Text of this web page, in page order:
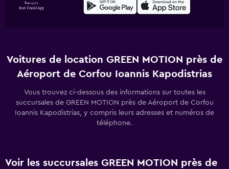
Voitures de location GREEN MOTION près de
Aéroport de Corfou Ioannis Kapodistrias
Vous trouvez ci-dessous des informations sur toutes les
succursales de GREEN MOTION près de Aéroport de Corfou
Ioannis Kapodistrias, y compris leurs adresses et numéros de
téléphone.
Voir les succursales GREEN MOTION près de